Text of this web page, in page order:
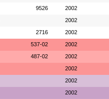
9526 2002
2002
2716 2002
537-02 2002
487-02 2002
2002
2002
2002